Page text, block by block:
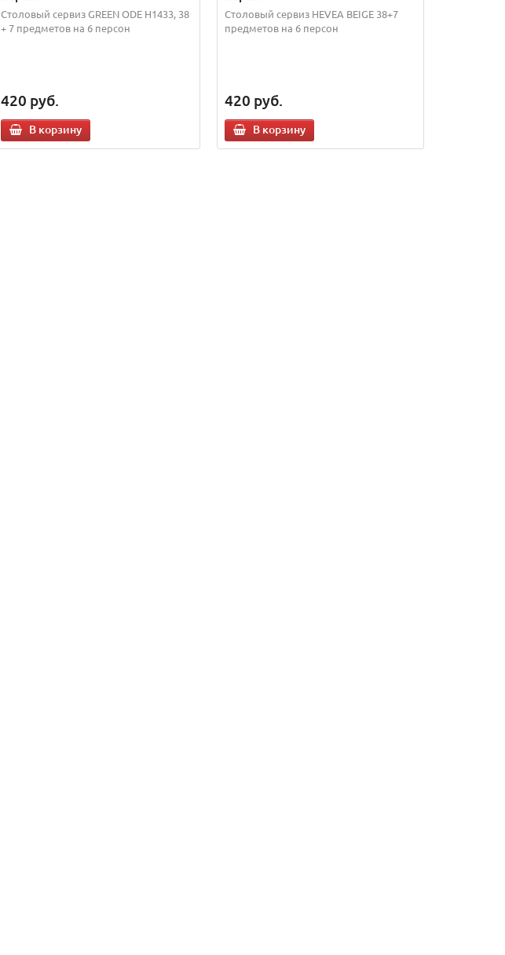
Столовый сервиз GREEN ODE H1433, 38
+ 7 предметов на 6 персон
420 руб.
В корзину
Столовый сервиз HEVEA BEIGE 38+7
предметов на 6 персон
420 руб.
В корзину